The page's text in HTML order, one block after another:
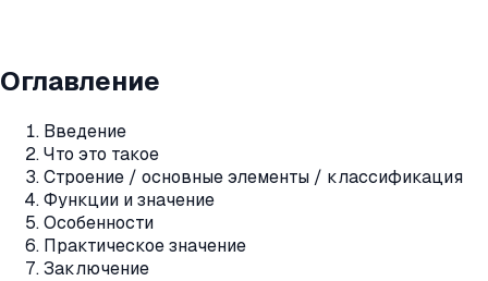
Оглавление
Введение
Что это такое
Строение / основные элементы / классификация
Функции и значение
Особенности
Практическое значение
Заключение